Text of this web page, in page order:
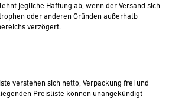
jegliche Haftung ab, wenn der Versand sich
oder anderen Gründen außerhalb
verzögert.
verstehen sich netto, Verpackung frei und
Preisliste können unangekündigt